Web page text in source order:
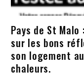
Pays de St
sur les bons
son logement
chaleurs.